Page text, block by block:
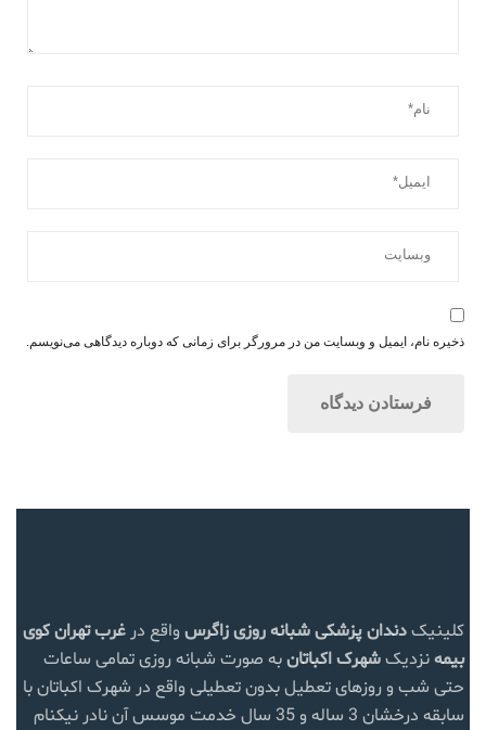
ذخیره نام، ایمیل و وبسایت من در مرورگر برای زمانی که دوباره دیدگاهی می‌نویسم.
کلینیکدندان پزشکی شبانه روزی زاگرس واقع در غرب تهرانکوی
بیمهنزدیکشهرک اکباتانبه صورت شبانه روزی تمامی ساعات
حتی شب و روزهای تعطیل بدون تعطیلی واقع در شهرک اکباتان با
سابقه درخشان 3 ساله و 35 سال خدمت موسس آن نادر نیکنام